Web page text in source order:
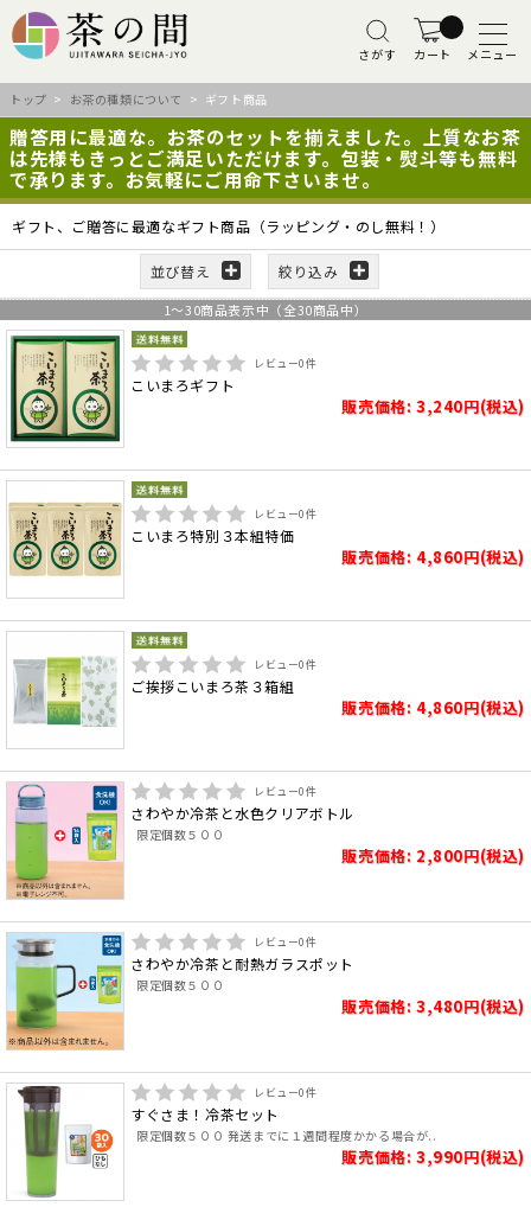
さがす カート メニュー
トップ > お茶の種類について > ギフト商品
贈答用に最適な。お茶のセットを揃えました。上質なお茶
は先様もきっとご満足いただけます。包装・熨斗等も無料
で承ります。お気軽にご用命下さいませ。
ギフト、ご贈答に最適なギフト商品（ラッピング・のし無料！）
並び替え 絞り込み
1～30商品表示中（全30商品中）
レビュー0件
こいまろギフト
販売価格: 3,240円(税込)
レビュー0件
こいまろ特別３本組特価
販売価格: 4,860円(税込)
レビュー0件
ご挨拶こいまろ茶３箱組
販売価格: 4,860円(税込)
レビュー0件
さわやか冷茶と水色クリアボトル
限定個数５００
販売価格: 2,800円(税込)
レビュー0件
さわやか冷茶と耐熱ガラスポット
限定個数５００
販売価格: 3,480円(税込)
レビュー0件
すぐさま！冷茶セット
限定個数５００ 発送までに１週間程度かかる場合が..
販売価格: 3,990円(税込)